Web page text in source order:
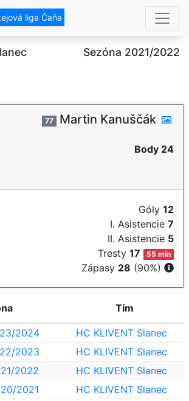
liga Čaňa
Sezóna 2021/2022
77 Martin Kanuščák
Body 24
Góly 12
I. Asistencie 7
II. Asistencie 5
Tresty17 55 min
Zápasy 28 (90%)
Tím
2024
HC KLIVENT Slanec
2023
HC KLIVENT Slanec
2022
HC KLIVENT Slanec
2021
HC KLIVENT Slanec